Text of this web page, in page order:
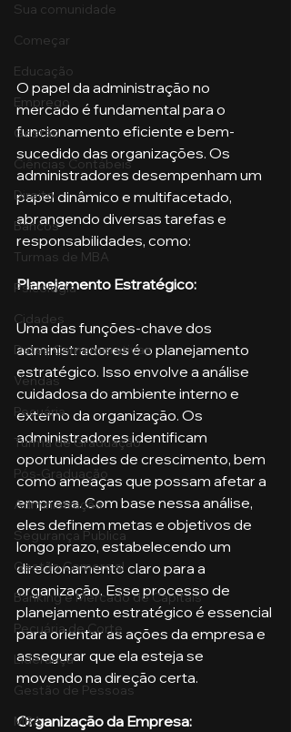
Sua comunidade
Começar
Educação
Emprego
Gestão
Ciências Contábeis
Direito
Bancos
Turmas de MBA
Psicologia
Cidades
Datas Comemorativas
Vendas
Pecuária
Turma de Graduação
Pós-Graduação
Administração
Segurança Publica
Gestão Comercial
Banking e Mercado de Capitais
Pecuária de Corte
Liderança
Gestão de Pessoas
MBA
O papel da administração no
mercado é fundamental para o
funcionamento eficiente e bem-
sucedido das organizações. Os
administradores desempenham um
papel dinâmico e multifacetado,
abrangendo diversas tarefas e
responsabilidades, como:
Planejamento Estratégico:
Uma das funções-chave dos
administradores é o planejamento
estratégico. Isso envolve a análise
cuidadosa do ambiente interno e
externo da organização. Os
administradores identificam
oportunidades de crescimento, bem
como ameaças que possam afetar a
empresa. Com base nessa análise,
eles definem metas e objetivos de
longo prazo, estabelecendo um
direcionamento claro para a
organização. Esse processo de
planejamento estratégico é essencial
para orientar as ações da empresa e
assegurar que ela esteja se
movendo na direção certa.
Organização da Empresa: